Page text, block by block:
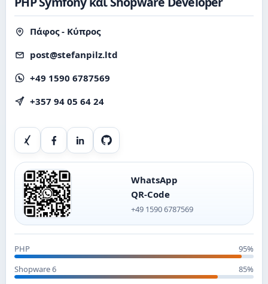
Πάφος - Κύπρος
post@stefanpilz.ltd
+49 1590 6787569
+357 94 05 64 24
Xing FacebookLinkedInGitHub
WhatsApp
QR-Code
+49 1590 6787569
PHP
95%
Shopware 6
85%